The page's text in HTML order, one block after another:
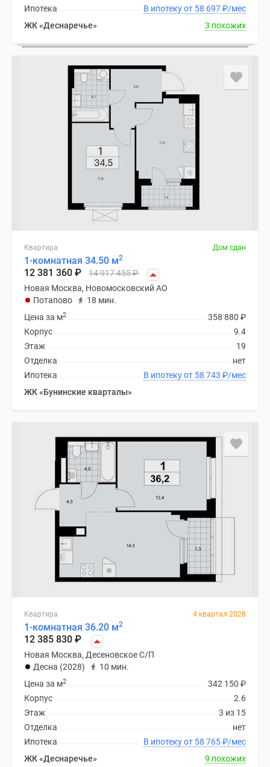
В ипотеку от 58 697₽/мес
Ипотека
ЖК «Деснаречье»
3 похожих
Квартира Дом сдан
1-комнатная 34.50 м2
12 381 360 ₽ 14 917 455₽
Новая Москва, Новомосковский АО
Потапово
18 мин.
358 880 ₽
Цена за м2
9.4
Корпус
19
Этаж
нет
Отделка
В ипотеку от 58 743 ₽/мес
Ипотека
ЖК «Бунинские кварталы»
Квартира 4 квартал 2028
1-комнатная 36.20 м2
12 385 830 ₽
Новая Москва, Десеновское С/П
Десна (2028)
10 мин.
342 150 ₽
Цена за м2
2.6
Корпус
3 из 15
Этаж
нет
Отделка
В ипотеку от 58 765₽/мес
Ипотека
ЖК «Деснаречье»
9 похожих